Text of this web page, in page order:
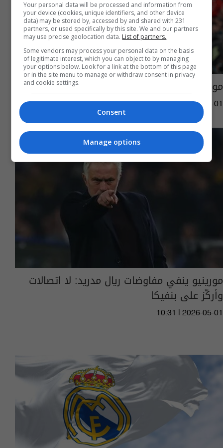
مورينيو ينهي الجدل حول تفاوضه مع مدريد
16:27 | 2026-05-01
مورينيو ينفي مفاوضات ريال مدريد: لا اتصالات
وأركّز على بنفيكا
10:31 | 2026-05-01
Your personal data will be processed and information from
your device (cookies, unique identifiers, and other device
data) may be stored by, accessed by and shared with 231
partners, or used specifically by this site. We and our partners
may use precise geolocation data. List of partners.
Some vendors may process your personal data on the basis
of legitimate interest, which you can object to by managing
your options below. Look for a link at the bottom of this page
or in the site menu to manage or withdraw consent in privacy
and cookie settings.
Consent
Manage options